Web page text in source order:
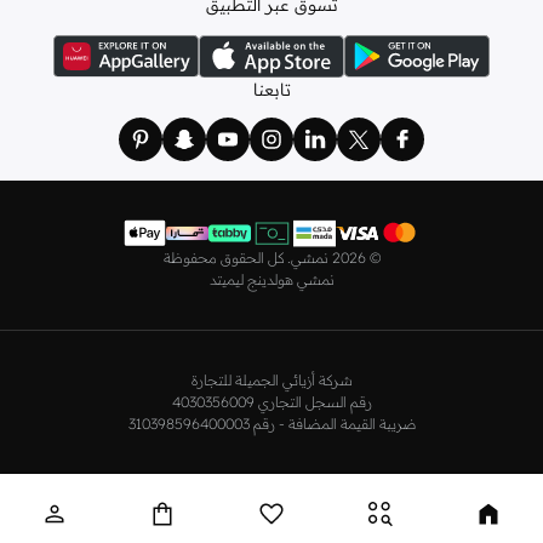
مريحة، بما في ذلك قمصان النوم والبيجامات من علامات
نعومي
وغيرها.
استعدي لأجواء الصيف مع مجموعتنا من ملابس السباحة التي تضم كل ما تحتاجينه،
مستلزمات الشاطئ أو المسبح.
من علامات رائدة مثلتمبرلاندو لاكوست وغانتوجيوردانووغيرها، لتكون دائمًا في أبهى
صورة سواء كنت متوجهاً إلى عملك أو تقضي عطلة نهاية الأسبوع برفقة أصدقائك
ستجد لدينا في مجموعة التيشيرتات والقمصان كل ما تحتاجه مع مجموعة متنوعة من
وفي نزهاتك مع أصدقائك. واطلع على الكنزات والهوديز و
وألوان متعددة لتكون بكامل أناقتك في كافة المناسبات.
للموضة.
تسوق عبر التطبيق
تابعنا
© 2026 نمشي. كل الحقوق محفوظة
نمشي هولدينج ليميتد
شركة أزيائي الجميلة للتجارة
رقم السجل التجاري 4030356009
ضريبة القيمة المضافة - رقم 310398596400003